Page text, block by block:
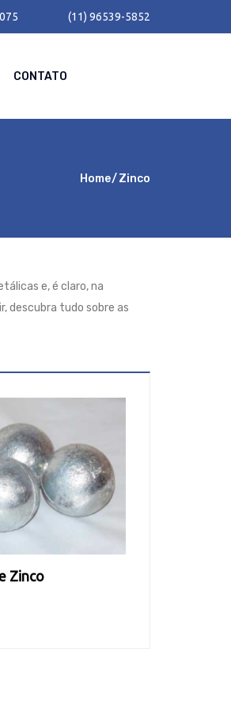
(11) 96539-5852
CONTATO
Home Zinco
e, é claro, na
descubra tudo sobre as
Zinco